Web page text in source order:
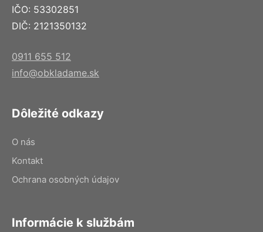
IČO: 53302851
DIČ: 2121350132
0911 655 512
info@obkladame.sk
Dôležité odkazy
O nás
Kontakt
Ochrana osobných údajov
Informácie k službám